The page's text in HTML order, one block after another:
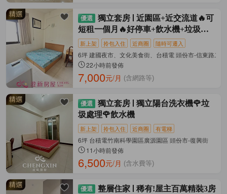
獨立套房
近園區+近交流道🔥可
短租一個月🔥好停車+飲水機+垃圾處
理
新上架 拎包入住 近商圈 隨時可遷入
6坪 建國夜市、文化美食街、台積電 頭份市-信東路二段
22小時前發佈
7,000元/月 (含網路等)
獨立套房
獨立陽台洗衣機🌹垃
圾處理🌹飲水機
新上架 拎包入住 近商圈 有電梯
6坪 台積電竹南科學園區廣源園區 頭份市-復興街
11小時前發佈
6,500元/月 (含水費等)
整層住家 稀有!屋主百萬精裝3房